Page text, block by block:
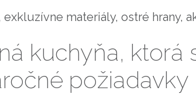
exkluzívne materiály, ostré hrany,
kuchyňa, ktorá
požiadavky